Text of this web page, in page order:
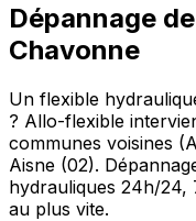
Dépannage
Chavonne
Un flexible
? Allo-flexible
communes voisines
Aisne (02).
hydrauliques 24h/
au plus vite.